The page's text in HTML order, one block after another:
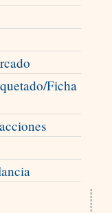
Ficha